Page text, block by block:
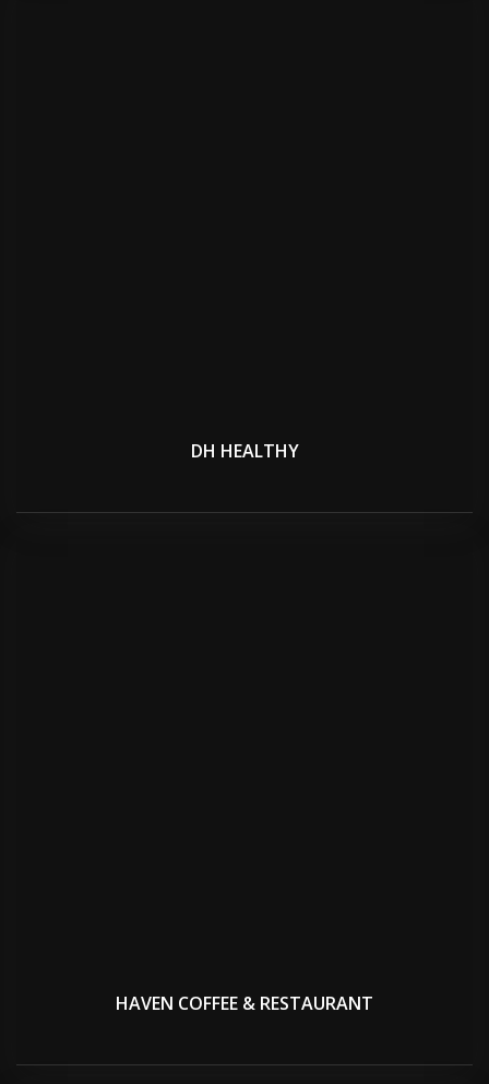
DH HEALTHY
HAVEN COFFEE & RESTAURANT